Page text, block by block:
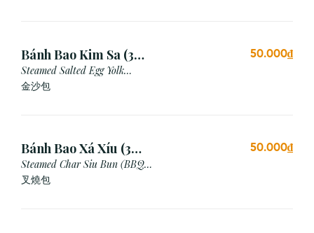
Bánh Bao Kim Sa (3
Cái)
Steamed Salted Egg Yolk
Custard Bun
金沙包
50.000₫
Bánh Bao Xá Xíu (3
Cái)
Steamed Char Siu Bun (BBQ
Pork Bun)
叉燒包
50.000₫